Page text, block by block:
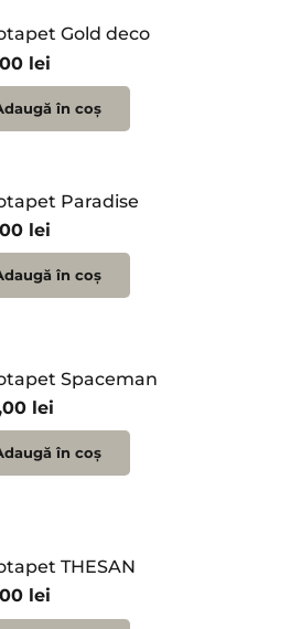
Gold deco
lei
în coș
Paradise
lei
în coș
Spaceman
lei
în coș
THESAN
lei